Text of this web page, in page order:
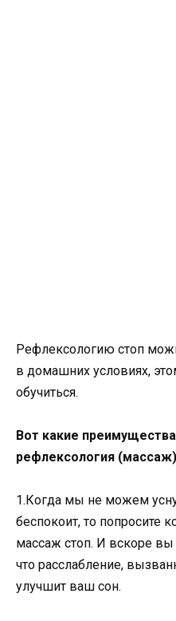
Рефлексологию стоп
в домашних условиях,
обучиться.
Вот какие
рефлексология
1.Когда мы не можем
беспокоит, то попросите
массаж стоп. И вскоре вы
что расслабление,
улучшит ваш сон.